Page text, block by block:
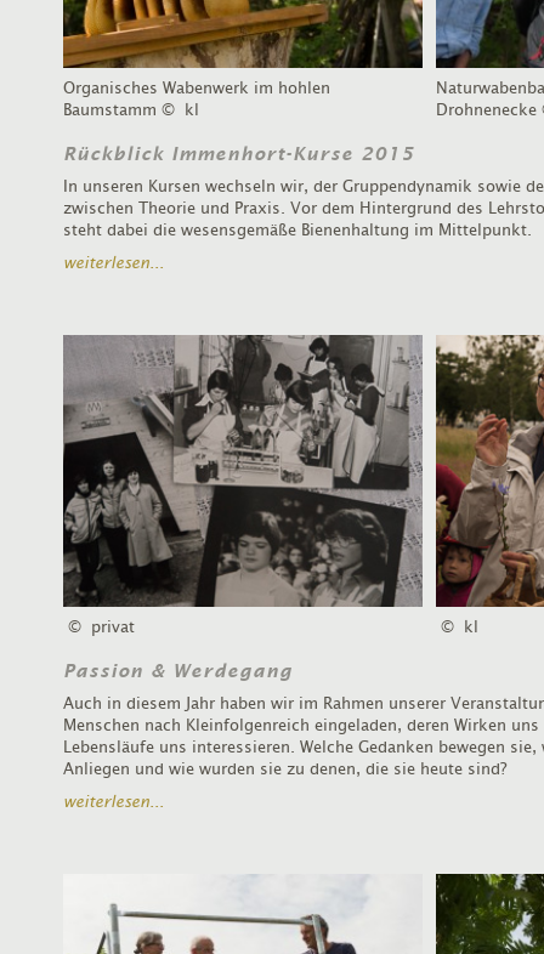
Organisches Wabenwerk im hohlen
Baumstamm © kl
Drohnenecke
Rückblick Immenhort-Kurse 2015
In unseren Kursen wechseln wir, der Gruppendynamik sowie
zwischen Theorie und Praxis. Vor dem Hintergrund des
steht dabei die wesensgemäße Bienenhaltung im Mittelpunkt.
weiterlesen...
© privat © kl
Passion & Werdegang
Auch in diesem Jahr haben wir im Rahmen unserer
Menschen nach Kleinfolgenreich eingeladen, deren Wirken
Lebensläufe uns interessieren. Welche Gedanken bewegen
Anliegen und wie wurden sie zu denen, die sie heute sind?
weiterlesen...